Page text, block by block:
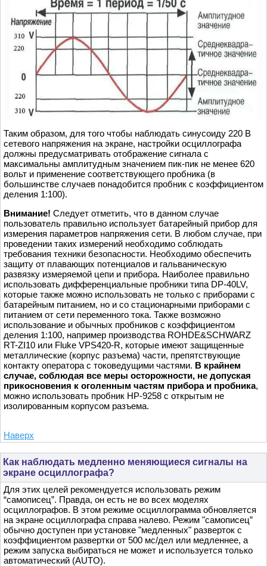
Таким образом, для того чтобы наблюдать синусоиду 220 В
сетевого напряжения на экране, настройки осциллографа
должны предусматривать отображение сигнала с
максимальны амплитудным значением пик-пик не менее 620
вольт и применение соответствующего пробника (в
большинстве случаев понадобится пробник с коэффициентом
деления 1:100).
Внимание! Следует отметить, что в данном случае
пользователь правильно использует батарейный прибор для
измерения параметров напряжения сети. В любом случае, при
проведении таких измерений необходимо соблюдать
требования техники безопасности. Необходимо обеспечить
защиту от плавающих потенциалов и гальваническую
развязку измеряемой цепи и прибора. Наиболее правильно
использовать дифференциальные пробники типа DP-40LV,
которые также можно использовать не только с приборами с
батарейным питанием, но и со стационарными приборами с
питанием от сети переменного тока. Также возможно
использование и обычных пробников с коэффициентом
деления 1:100, например производства ROHDE&SCHWARZ
RT-ZI10 или Fluke VPS420-R, которые имеют защищенные
металлические (корпус разъема) части, препятствующие
контакту оператора с токоведущими частями. В крайнем
случае, соблюдая все меры осторожности, не допуская
прикосновения к оголенным частям прибора и пробника,
можно использовать пробник HP-9258 с открытым не
изолированным корпусом разъема.
Наверх
Как наблюдать медленно меняющиеся сигналы на
экране осциллографа?
Для этих целей рекомендуется использовать режим
“самописец”. Правда, он есть не во всех моделях
осциллографов. В этом режиме осциллограмма обновляется
на экране осциллографа справа налево. Режим "самописец”
обычно доступен при установке "медленных" разверток с
коэффициентом развертки от 500 мс/дел или медленнее, а
режим запуска выбираться не может и используется только
автоматический (AUTO).